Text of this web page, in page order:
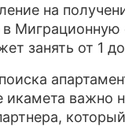
на
в Миграционную
занять от 1
икамета важно